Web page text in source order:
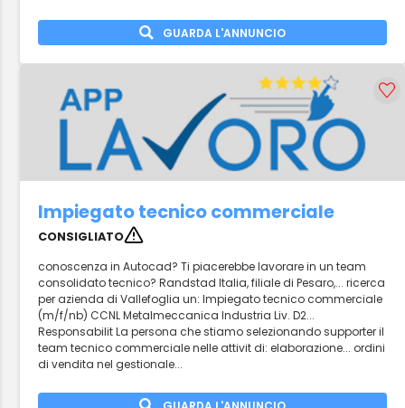
GUARDA L'ANNUNCIO
Impiegato tecnico commerciale
CONSIGLIATO
conoscenza in Autocad? Ti piacerebbe lavorare in un team
consolidato tecnico? Randstad Italia, filiale di Pesaro,... ricerca
per azienda di Vallefoglia un: Impiegato tecnico commerciale
(m/f/nb) CCNL Metalmeccanica Industria Liv. D2...
Responsabilit La persona che stiamo selezionando supporter il
team tecnico commerciale nelle attivit di: elaborazione... ordini
di vendita nel gestionale...